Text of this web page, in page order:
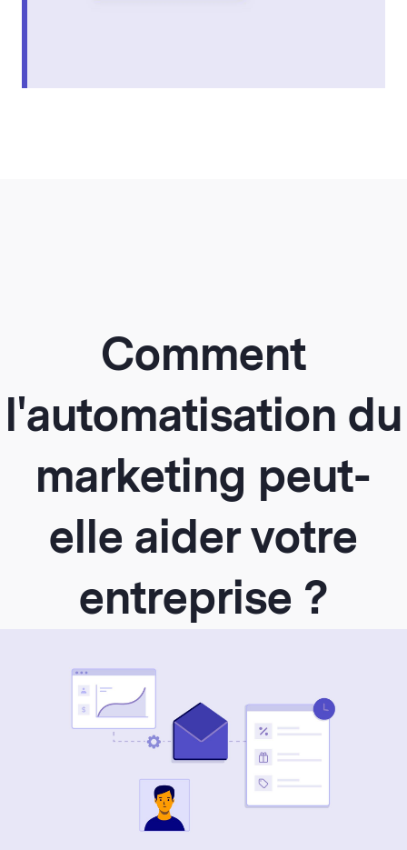
Comment
l'automatisation du
marketing peut-
elle aider votre
entreprise ?